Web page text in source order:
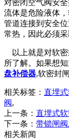
对密闭空气阀安
流体是危险液体
管道连接到安全
常热，因此必须
以上就是对软密
所了解。如果想
盘补偿器,软密封
相关标签： 直埋
阀,
上一条： 直埋式
下一条： 带锁闸
相关新闻